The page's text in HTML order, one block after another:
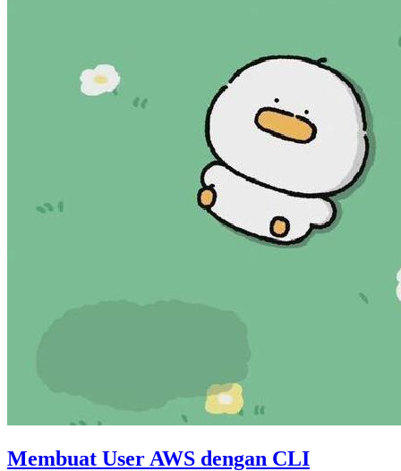
Membuat User AWS dengan CLI